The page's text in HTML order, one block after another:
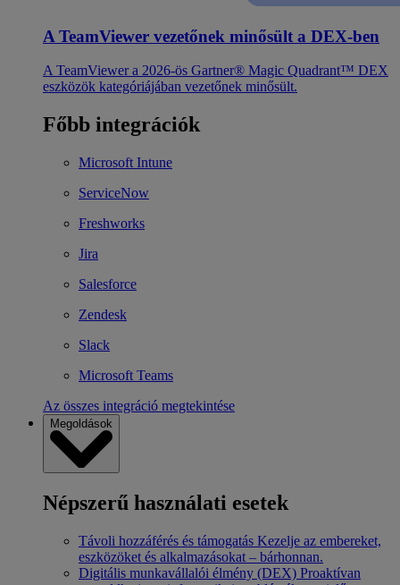
A TeamViewer vezetőnek minősült a DEX-ben
A TeamViewer a 2026-ös Gartner® Magic Quadrant™ DEX
eszközök kategóriájában vezetőnek minősült.
Főbb integrációk
Microsoft Intune
ServiceNow
Freshworks
Jira
Salesforce
Zendesk
Slack
Microsoft Teams
Az összes integráció megtekintése
Megoldások
Népszerű használati esetek
Távoli hozzáférés és támogatás Kezelje az embereket,
eszközöket és alkalmazásokat – bárhonnan.
Digitális munkavállalói élmény (DEX) Proaktívan